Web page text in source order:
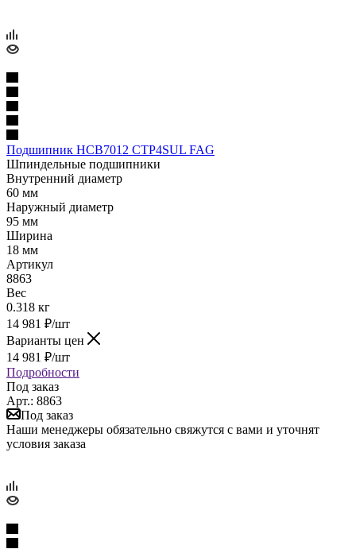
Подшипник HCB7012 CTP4SUL FAG
Шпиндельные подшипники
Внутренний диаметр
60 мм
Наружный диаметр
95 мм
Ширина
18 мм
Артикул
8863
Вес
0.318 кг
14 981 ₽/шт
Варианты цен
14 981 ₽/шт
Подробности
Под заказ
Арт.: 8863
Под заказ
Наши менеджеры обязательно свяжутся с вами и уточнят
условия заказа